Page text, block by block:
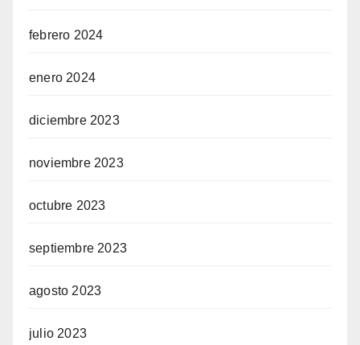
febrero 2024
enero 2024
diciembre 2023
noviembre 2023
octubre 2023
septiembre 2023
agosto 2023
julio 2023